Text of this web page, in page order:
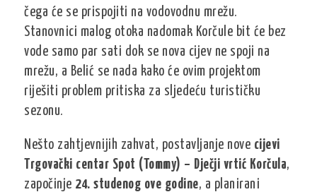
čega će se prispojiti na vodovodnu mrežu.
Stanovnici malog otoka nadomak Korčule bit će bez
vode samo par sati dok se nova cijev ne spoji na
mrežu, a Belić se nada kako će ovim projektom
riješiti problem pritiska za sljedeću turističku
sezonu.
Nešto zahtjevnijih zahvat, postavljanje nove cijevi
Trgovački centar Spot (Tommy) – Dječji vrtić Korčula,
započinje 24. studenog ove godine, a planirani